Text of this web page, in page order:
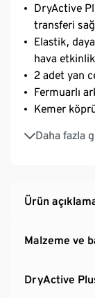
DryActive
transferi
Elastik,
hava
2 adet yan
Fermuarlı
Kemer
Daha fazla
Geri
Ürün
Malzeme ve
DryActive